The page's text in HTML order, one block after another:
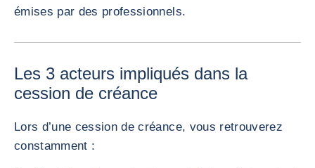
émises par des professionnels.
Les 3 acteurs impliqués dans la
cession de créance
Lors d’une cession de créance, vous retrouverez
constamment :